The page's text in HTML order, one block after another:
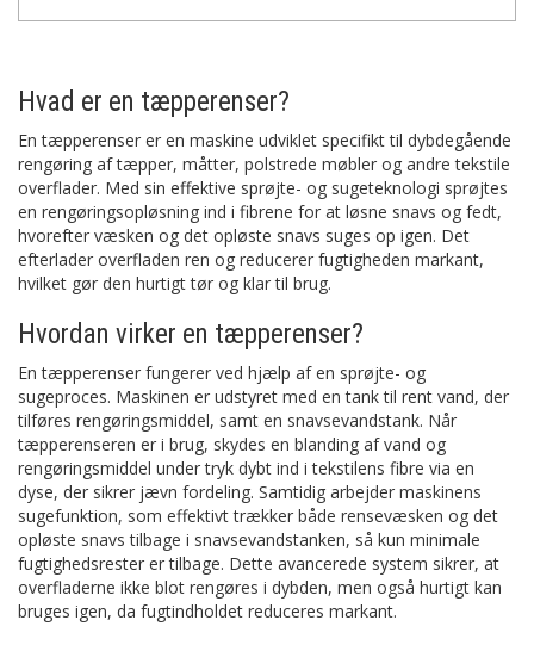
Hvad er en tæpperenser?
En tæpperenser er en maskine udviklet specifikt til dybdegående
rengøring af tæpper, måtter, polstrede møbler og andre tekstile
overflader. Med sin effektive sprøjte- og sugeteknologi sprøjtes
en rengøringsopløsning ind i fibrene for at løsne snavs og fedt,
hvorefter væsken og det opløste snavs suges op igen. Det
efterlader overfladen ren og reducerer fugtigheden markant,
hvilket gør den hurtigt tør og klar til brug.
Hvordan virker en tæpperenser?
En tæpperenser fungerer ved hjælp af en sprøjte- og
sugeproces. Maskinen er udstyret med en tank til rent vand, der
tilføres rengøringsmiddel, samt en snavsevandstank. Når
tæpperenseren er i brug, skydes en blanding af vand og
rengøringsmiddel under tryk dybt ind i tekstilens fibre via en
dyse, der sikrer jævn fordeling. Samtidig arbejder maskinens
sugefunktion, som effektivt trækker både rensevæsken og det
opløste snavs tilbage i snavsevandstanken, så kun minimale
fugtighedsrester er tilbage. Dette avancerede system sikrer, at
overfladerne ikke blot rengøres i dybden, men også hurtigt kan
bruges igen, da fugtindholdet reduceres markant.